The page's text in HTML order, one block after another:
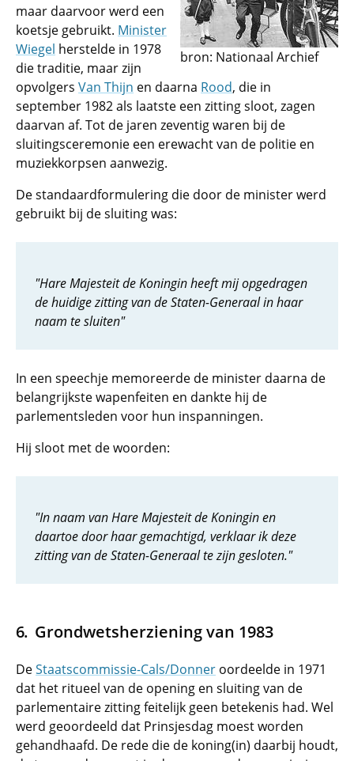
bron: Nationaal Archief
maar daarvoor werd een
koetsje gebruikt. Minister
Wiegel herstelde in 1978
die traditie, maar zijn
opvolgers Van Thijn en daarna Rood, die in
september 1982 als laatste een zitting sloot, zagen
daarvan af. Tot de jaren zeventig waren bij de
sluitingsceremonie een erewacht van de politie en
muziekkorpsen aanwezig.
De standaardformulering die door de minister werd
gebruikt bij de sluiting was:
"Hare Majesteit de Koningin heeft mij opgedragen
de huidige zitting van de Staten-Generaal in haar
naam te sluiten"
In een speechje memoreerde de minister daarna de
belangrijkste wapenfeiten en dankte hij de
parlementsleden voor hun inspanningen.
Hij sloot met de woorden:
"In naam van Hare Majesteit de Koningin en
daartoe door haar gemachtigd, verklaar ik deze
zitting van de Staten-Generaal te zijn gesloten."
Grondwetsherziening van 1983
DeStaatscommissie-Cals/Donner oordeelde in 1971
dat het ritueel van de opening en sluiting van de
parlementaire zitting feitelijk geen betekenis had. Wel
werd geoordeeld dat Prinsjesdag moest worden
gehandhaafd. De rede die de koning(in) daarbij houdt,